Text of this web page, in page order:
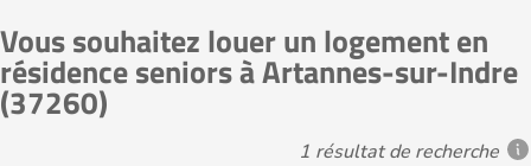
Vous souhaitez louer un logement en
résidence seniors à Artannes-sur-Indre
(37260)
1 résultat de recherche